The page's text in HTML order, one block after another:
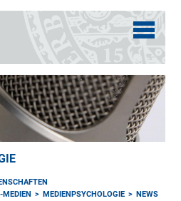
MEDIENPSYCHOLOGIE
NEWS